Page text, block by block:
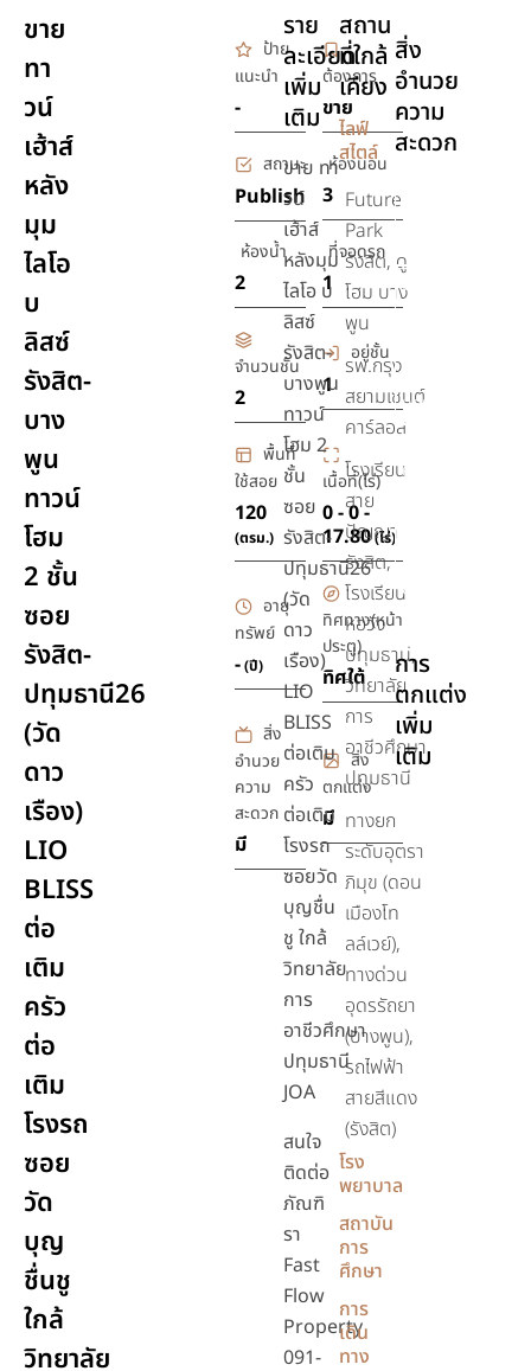
ขาย
ทา
วน์
เฮ้าส์
หลัง
มุม
ไลโอ
บ
ลิสซ์
รังสิต-
บาง
พูน
ทาวน์
โฮม
2 ชั้น
ซอย
รังสิต-
ปทุมธานี26
(วัด
ดาว
เรือง)
LIO
BLISS
ต่อ
เติม
ครัว
ต่อ
เติม
โรงรถ
ซอย
วัด
บุญ
ชื่นชู
ใกล้
วิทยาลัย
ป้าย
แนะนำ
-
ต้องการ
ขาย
สถานะ
Publish
ห้องนอน
3
ห้องน้ำ
2
ที่จอดรถ
1
จำนวนชั้น
2
อยู่ชั้น
1
พื้นที่
ใช้สอย
120
(ตรม.)
เนื้อที่(ไร่)
0 - 0 -
17.80(ไร่)
อายุ
ทรัพย์
-(ปี)
ทิศทาง(หน้า
ประตู)
ทิศใต้
สิ่ง
อำนวย
ความ
สะดวก
มี
สิ่ง
ตกแต่ง
มี
ราย
ละเอียด
เพิ่ม
เติม
ขาย ทา
วน์
เฮ้าส์
หลังมุม
ไลโอ บ
ลิสซ์
รังสิต-
บางพูน
ทาวน์
โฮม 2
ชั้น
ซอย
รังสิต-
ปทุมธานี26
(วัด
ดาว
เรือง)
LIO
BLISS
ต่อเติม
ครัว
ต่อเติม
โรงรถ
ซอยวัด
บุญชื่น
ชู ใกล้
วิทยาลัย
การ
อาชีวศึกษา
ปทุมธานี
JOA
สนใจ
ติดต่อ
ภัณฑิ
รา
Fast
Flow
Property
091-
สถาน
ที่ใกล้
เคียง
ไลฟ์
สไตล์
Future
Park
รังสิต, ดู
โฮม บาง
พูน
รพ.กรุง
สยามเซนต์
คาร์ลอส
โรงเรียน
สาย
ปัญญา
รังสิต,
โรงเรียน
หอวัง
ปทุมธานี,
วิทยาลัย
การ
อาชีวศึกษา
ปทุมธานี
ทางยก
ระดับอุตรา
ภิมุข (ดอน
เมืองโท
ลล์เวย์),
ทางด่วน
อุดรรัถยา
(บางพูน),
รถไฟฟ้า
สายสีแดง
(รังสิต)
โรง
พยาบาล
สถาบัน
การ
ศึกษา
การ
เดิน
ทาง
สิ่ง
อำนวย
ความ
สะดวก
ว่าย
เครื่อง
ปรับ
นอน
ความ
ชุด
สุขภัณฑ์
การ
ตกแต่ง
เพิ่ม
เติม